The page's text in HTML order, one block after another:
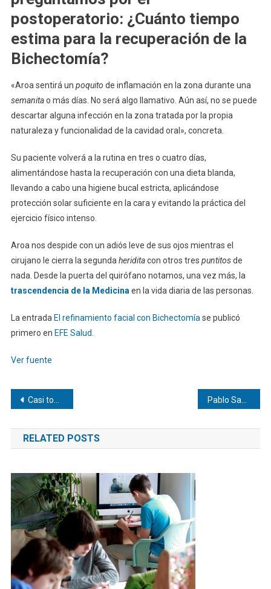
postoperatorio: ¿Cuánto tiempo
estima para la recuperación de la
Bichectomía?
«Aroa sentirá un poquito de inflamación en la zona durante una
semanitao más días. No será algo llamativo. Aún así, no se puede
descartar alguna infección en la zona tratada por la propia
naturaleza y funcionalidad de la cavidad oral», concreta.
Su paciente volverá a la rutina en tres o cuatro días,
alimentándose hasta la recuperación con una dieta blanda,
llevando a cabo una higiene bucal estricta, aplicándose
protección solar suficiente en la cara y evitando la práctica del
ejercicio físico intenso.
Aroa nos despide con un adiós leve de sus ojos mientras el
cirujano le cierra la segundaheriditacon otros tres puntitosde
nada. Desde la puerta del quirófano notamos, una vez más, la
trascendencia de la Medicinaen la vida diaria de las personas.
La entrada El refinamiento facial con Bichectomíase publicó
primero en EFE Salud.
Ver fuente
Navegación
de
entradas
Casi toda la electricidad que consume BBVA ya procede de fuentes renovables Pablo Sandoval será «eterno» en San Francisco
RELATED POSTS